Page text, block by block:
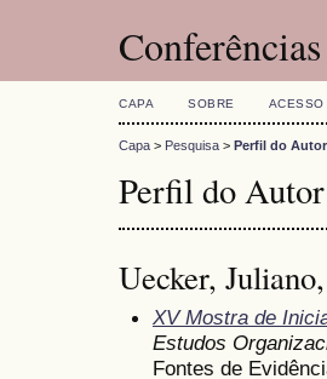
CAPA SOBRE ACESSO
Capa > Pesquisa > Perfil do Autor
Perfil do Autor
Uecker,
XV Mostra de
Estudos
Fontes de